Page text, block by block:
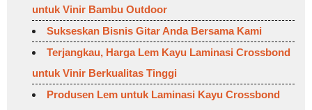
untuk Vinir Bambu Outdoor
Sukseskan Bisnis Gitar Anda Bersama Kami
Terjangkau, Harga Lem Kayu Laminasi Crossbond
untuk Vinir Berkualitas Tinggi
Produsen Lem untuk Laminasi Kayu Crossbond